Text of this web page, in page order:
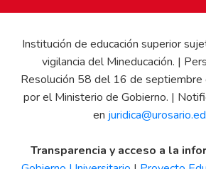
Institución de educación superior
vigilancia del Mineducación. |
Resolución 58 del 16 de
por el Ministerio de Gobierno. |
en
Transparencia y acceso a la